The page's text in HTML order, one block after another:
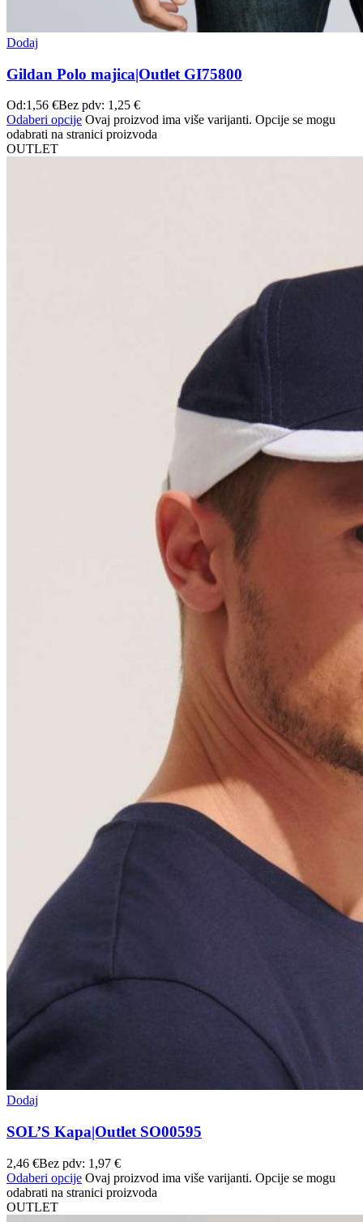
Dodaj
Gildan Polo majica|Outlet GI75800
Od:1,56 €Bez pdv: 1,25 €
Odaberi opcije Ovaj proizvod ima više varijanti. Opcije se mogu
odabrati na stranici proizvoda
OUTLET
Dodaj
SOL’S Kapa|Outlet SO00595
2,46 €Bez pdv: 1,97 €
Odaberi opcije Ovaj proizvod ima više varijanti. Opcije se mogu
odabrati na stranici proizvoda
OUTLET